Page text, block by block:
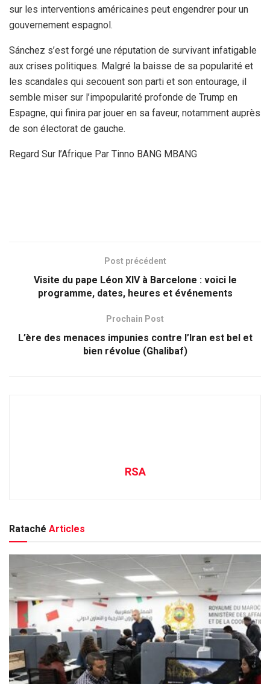
sur les interventions américaines peut engendrer pour un
gouvernement espagnol.
Sánchez s’est forgé une réputation de survivant infatigable
aux crises politiques. Malgré la baisse de sa popularité et
les scandales qui secouent son parti et son entourage, il
semble miser sur l’impopularité profonde de Trump en
Espagne, qui finira par jouer en sa faveur, notamment auprès
de son électorat de gauche.
Regard Sur l’Afrique Par Tinno BANG MBANG
Post précédent
Visite du pape Léon XIV à Barcelone : voici le
programme, dates, heures et événements
Prochain Post
L’ère des menaces impunies contre l’Iran est bel et
bien révolue (Ghalibaf)
RSA
Rataché Articles